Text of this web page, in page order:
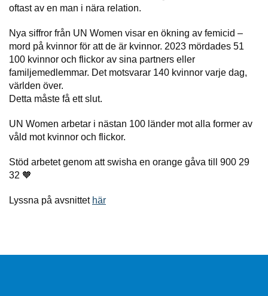
oftast av en man i nära relation.
Nya siffror från UN Women visar en ökning av femicid –
mord på kvinnor för att de är kvinnor. 2023 mördades 51
100 kvinnor och flickor av sina partners eller
familjemedlemmar. Det motsvarar 140 kvinnor varje dag,
världen över.
Detta måste få ett slut.
UN Women arbetar i nästan 100 länder mot alla former av
våld mot kvinnor och flickor.
Stöd arbetet genom att swisha en orange gåva till 900 29
32 🧡
Lyssna på avsnittet här